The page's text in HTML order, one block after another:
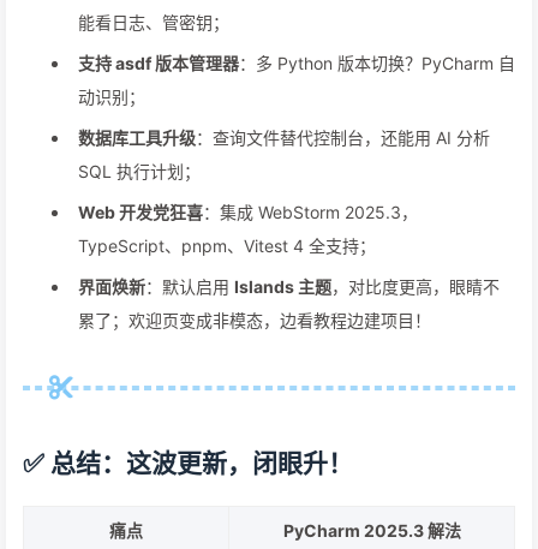
能看日志、管密钥；
支持 asdf 版本管理器：多 Python 版本切换？PyCharm 自
动识别；
数据库工具升级：查询文件替代控制台，还能用 AI 分析
SQL 执行计划；
Web 开发党狂喜：集成 WebStorm 2025.3，
TypeScript、pnpm、Vitest 4 全支持；
界面焕新：默认启用 Islands 主题，对比度更高，眼睛不
累了；欢迎页变成非模态，边看教程边建项目！
✅ 总结：这波更新，闭眼升！
痛点 PyCharm 2025.3 解法